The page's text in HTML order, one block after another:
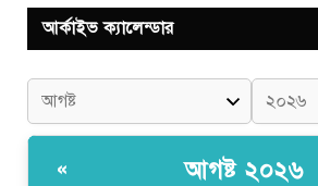
আর্কাইভ ক্যালেন্ডার
« আগষ্ট ২০২৬